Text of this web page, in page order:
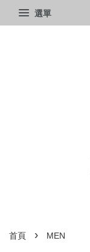
選單
首頁 › MEN